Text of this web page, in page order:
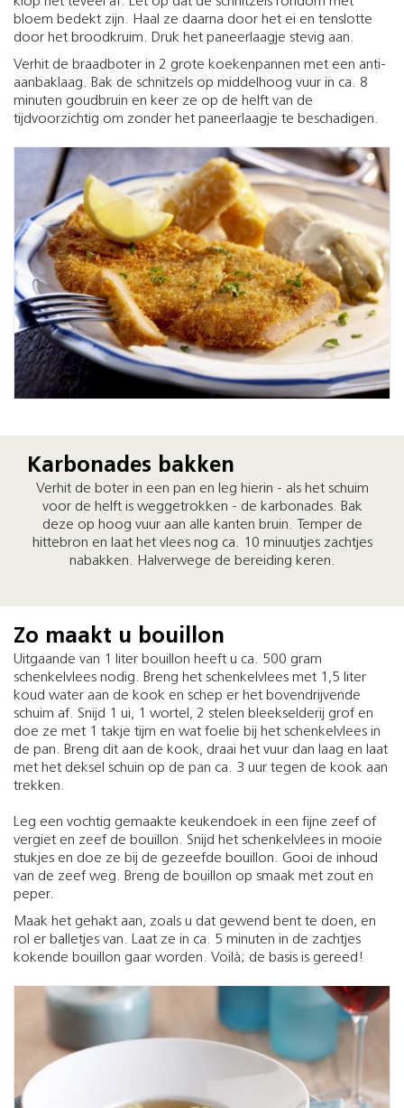
bloem bedekt zijn. Haal ze daarna door het ei en tenslotte
door het broodkruim. Druk het paneerlaagje stevig aan.
Verhit de braadboter in 2 grote koekenpannen met een anti-
aanbaklaag. Bak de schnitzels op middelhoog vuur in ca. 8
minuten goudbruin en keer ze op de helft van de
tijdvoorzichtig om zonder het paneerlaagje te beschadigen.
Karbonades bakken
Verhit de boter in een pan en leg hierin - als het schuim
voor de helft is weggetrokken - de karbonades. Bak
deze op hoog vuur aan alle kanten bruin. Temper de
hittebron en laat het vlees nog ca. 10 minuutjes zachtjes
nabakken. Halverwege de bereiding keren.
Zo maakt u bouillon
Uitgaande van 1 liter bouillon heeft u ca. 500 gram
schenkelvlees nodig. Breng het schenkelvlees met 1,5 liter
koud water aan de kook en schep er het bovendrijvende
schuim af. Snijd 1 ui, 1 wortel, 2 stelen bleekselderij grof en
doe ze met 1 takje tijm en wat foelie bij het schenkelvlees in
de pan. Breng dit aan de kook, draai het vuur dan laag en laat
met het deksel schuin op de pan ca. 3 uur tegen de kook aan
trekken.
Leg een vochtig gemaakte keukendoek in een fijne zeef of
vergiet en zeef de bouillon. Snijd het schenkelvlees in mooie
stukjes en doe ze bij de gezeefde bouillon. Gooi de inhoud
van de zeef weg. Breng de bouillon op smaak met zout en
peper.
Maak het gehakt aan, zoals u dat gewend bent te doen, en
rol er balletjes van. Laat ze in ca. 5 minuten in de zachtjes
kokende bouillon gaar worden. Voilà; de basis is gereed!